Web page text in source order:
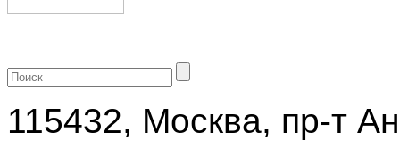
115432, Москва, пр-т